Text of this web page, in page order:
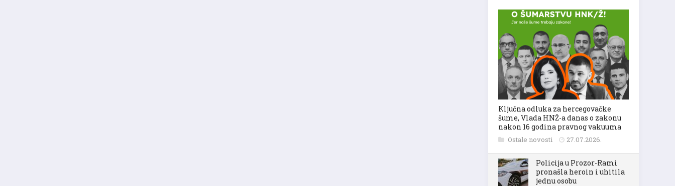
Ključna odluka za hercegovačke
šume, Vlada HNŽ-a danas o zakonu
nakon 16 godina pravnog vakuuma
Ostale novosti 27.07.2026.
Policija u Prozor-Rami
pronašla heroin i uhitila
jednu osobu